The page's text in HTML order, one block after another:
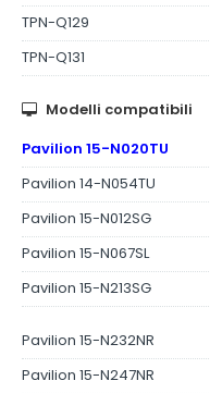
TPN-Q129
TPN-Q131
Modelli compatibili
Pavilion 15-N020TU
Pavilion 14-N054TU
Pavilion 15-N012SG
Pavilion 15-N067SL
Pavilion 15-N213SG
Pavilion 15-N232NR
Pavilion 15-N247NR